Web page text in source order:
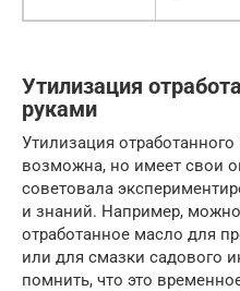
Утилизация
руками
Утилизация
возможна, но имеет свои
советовала
и знаний. Например,
отработанное масло для
или для смазки садового
помнить, что это